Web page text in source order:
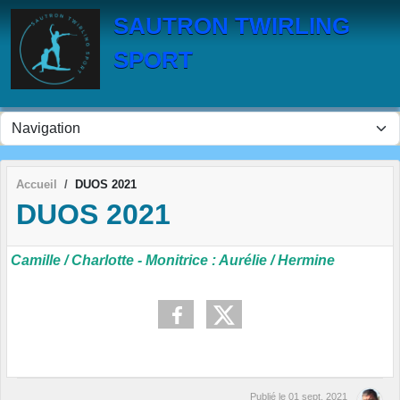
SAUTRON TWIRLING
SPORT
Accueil DUOS 2021
DUOS 2021
Camille / Charlotte - Monitrice : Aurélie / Hermine
Publié le 01 sept. 2021
Panneau de gestion des cookies